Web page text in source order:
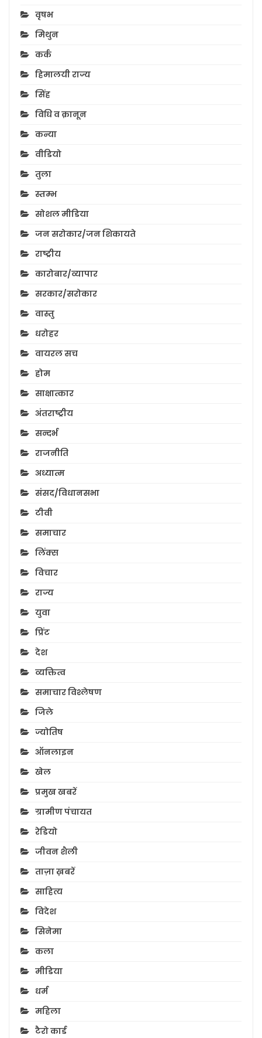
वृषभ
मिथुन
कर्क
हिमालयी राज्य
सिंह
विधि व क़ानून
कन्या
वीडियो
तुला
स्तम्भ
सोशल मीडिया
जन सरोकार/जन शिकायते
राष्ट्रीय
कारोबार/व्यापार
सरकार/सरोकार
वास्तु
धरोहर
वायरल सच
होम
साक्षात्कार
अंतराष्ट्रीय
सन्दर्भ
राजनीति
अध्यात्म
संसद/विधानसभा
टीवी
समाचार
लिंक्स
विचार
राज्य
युवा
प्रिंट
देश
व्यक्तित्व
समाचार विश्लेषण
जिले
ज्योतिष
ऑनलाइन
खेल
प्रमुख खबरें
ग्रामीण पंचायत
रेडियो
जीवन शैली
ताज़ा ख़बरें
साहित्य
विदेश
सिनेमा
कला
मीडिया
धर्म
महिला
टैरो कार्ड